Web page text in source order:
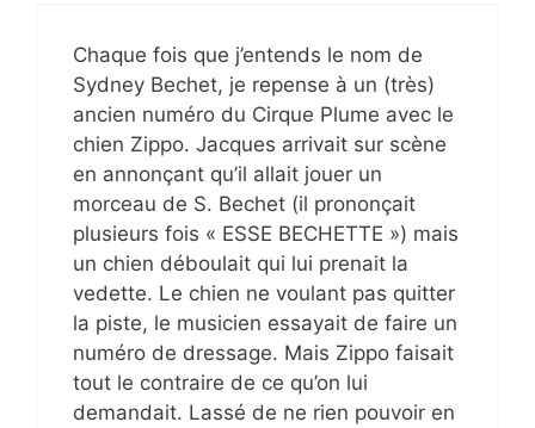
Chaque fois que j’entends le nom de
Sydney Bechet, je repense à un (très)
ancien numéro du Cirque Plume avec le
chien Zippo. Jacques arrivait sur scène
en annonçant qu’il allait jouer un
morceau de S. Bechet (il prononçait
plusieurs fois « ESSE BECHETTE ») mais
un chien déboulait qui lui prenait la
vedette. Le chien ne voulant pas quitter
la piste, le musicien essayait de faire un
numéro de dressage. Mais Zippo faisait
tout le contraire de ce qu’on lui
demandait. Lassé de ne rien pouvoir en